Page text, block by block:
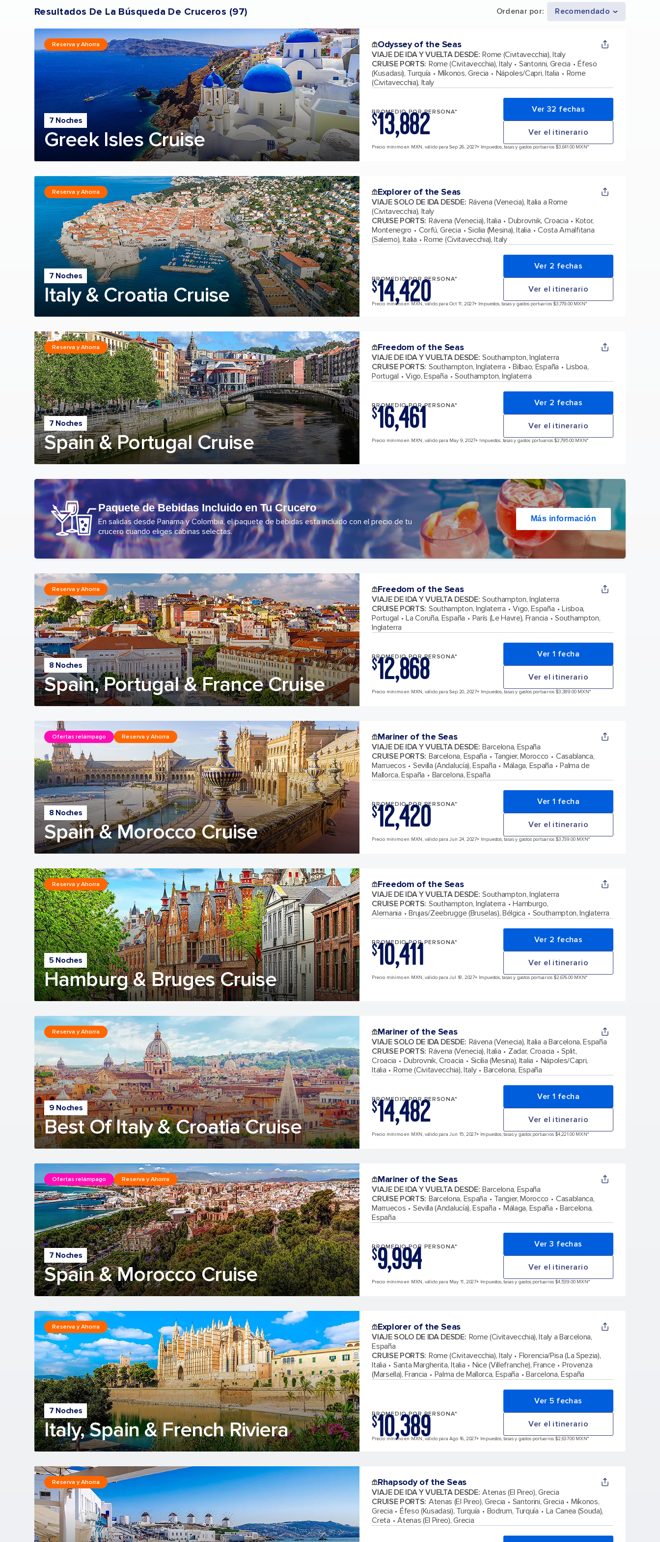
Resultados De La Búsqueda De Cruceros (97) Ordenar por: Recomendado
7 Noches
Greek Isles Cruise
Reserva y Ahorra Odyssey of the Seas
VIAJE DE IDA Y VUELTA DESDE: Rome (Civitavecchia), Italy
CRUISE PORTS: Rome (Civitavecchia), Italy Santorini, Grecia
Éfeso
(Kusadasi), Turquía
Míkonos, Grecia Nápoles/Capri, Italia
Rome
(Civitavecchia), Italy
PROMEDIO POR PERSONA*
$13,882 Ver 32 fechas
Ver el itinerario
Precio mínimo en MXN, válido para Sep 26, 2027+ Impuestos, tasas y gastos portuarios $3,641.00 MXN*
7 Noches
Italy & Croatia Cruise
Reserva y Ahorra Explorer of the Seas
VIAJE SOLO DE IDA DESDE: Rávena (Venecia), Italia a Rome
(Civitavecchia), Italy
CRUISE PORTS: Rávena (Venecia), Italia Dubrovnik, Croacia
Kotor,
Montenegro
Corfú, Grecia Sicilia (Mesina), Italia
Costa Amalfitana
(Salerno), Italia
Rome (Civitavecchia), Italy
PROMEDIO POR PERSONA*
$14,420
Ver 2 fechas
Ver el itinerario
Precio mínimo en MXN, válido para Oct 11, 2027+ Impuestos, tasas y gastos portuarios $3,779.00 MXN*
7 Noches
Spain & Portugal Cruise
Reserva y Ahorra Freedom of the Seas
VIAJE DE IDA Y VUELTA DESDE: Southampton, Inglaterra
CRUISE PORTS: Southampton, Inglaterra Bilbao, España
Lisboa,
Portugal
Vigo, España Southampton, Inglaterra
PROMEDIO POR PERSONA*
$16,461 Ver 2 fechas
Ver el itinerario
Precio mínimo en MXN, válido para May 9, 2027+ Impuestos, tasas y gastos portuarios $2,795.00 MXN*
Paquete de Bebidas Incluido en Tu Crucero
En salidas desde Panama y Colombia, el paquete de bebidas esta incluido con el precio de tu
crucero cuando eliges cabinas selectas.
Más información
8 Noches
Spain, Portugal & France Cruise
Reserva y Ahorra Freedom of the Seas
VIAJE DE IDA Y VUELTA DESDE: Southampton, Inglaterra
CRUISE PORTS: Southampton, Inglaterra Vigo, España
Lisboa,
Portugal
La Coruña, España París (Le Havre), Francia
Southampton,
Inglaterra
PROMEDIO POR PERSONA*
$12,868 Ver 1 fecha
Ver el itinerario
Precio mínimo en MXN, válido para Sep 20, 2027+ Impuestos, tasas y gastos portuarios $3,389.00 MXN*
8 Noches
Spain & Morocco Cruise
Ofertas relámpago Reserva y Ahorra Mariner of the Seas
VIAJE DE IDA Y VUELTA DESDE: Barcelona, España
CRUISE PORTS: Barcelona, España Tangier, Morocco
Casablanca,
Marruecos
Sevilla (Andalucía), España Málaga, España
Palma de
Mallorca, España
Barcelona, España
PROMEDIO POR PERSONA*
$12,420 Ver 1 fecha
Ver el itinerario
Precio mínimo en MXN, válido para Jun 24, 2027+ Impuestos, tasas y gastos portuarios $3,739.00 MXN*
5 Noches
Hamburg & Bruges Cruise
Reserva y Ahorra Freedom of the Seas
VIAJE DE IDA Y VUELTA DESDE: Southampton, Inglaterra
CRUISE PORTS: Southampton, Inglaterra
Hamburgo,
Alemania
Brujas/Zeebrugge (Bruselas), Bélgica Southampton, Inglaterra
PROMEDIO POR PERSONA*
$10,411 Ver 2 fechas
Ver el itinerario
Precio mínimo en MXN, válido para Jul 18, 2027+ Impuestos, tasas y gastos portuarios $2,676.00 MXN*
9 Noches
Best Of Italy & Croatia Cruise
Reserva y Ahorra Mariner of the Seas
VIAJE SOLO DE IDA DESDE: Rávena (Venecia), Italia a Barcelona, España
CRUISE PORTS: Rávena (Venecia), Italia Zadar, Croacia
Split,
Croacia
Dubrovnik, Croacia Sicilia (Mesina), Italia
Nápoles/Capri,
Italia
Rome (Civitavecchia), Italy Barcelona, España
PROMEDIO POR PERSONA*
$14,482 Ver 1 fecha
Ver el itinerario
Precio mínimo en MXN, válido para Jun 15, 2027+ Impuestos, tasas y gastos portuarios $4,221.00 MXN*
7 Noches
Spain & Morocco Cruise
Ofertas relámpago Reserva y Ahorra Mariner of the Seas
VIAJE DE IDA Y VUELTA DESDE: Barcelona, España
CRUISE PORTS: Barcelona, España Tangier, Morocco
Casablanca,
Marruecos
Sevilla (Andalucía), España Málaga, España
Barcelona,
España
PROMEDIO POR PERSONA*
$9,994 Ver 3 fechas
Ver el itinerario
Precio mínimo en MXN, válido para May 11, 2027+ Impuestos, tasas y gastos portuarios $4,539.00 MXN*
7 Noches
Italy, Spain & French Riviera
Reserva y Ahorra Explorer of the Seas
VIAJE SOLO DE IDA DESDE: Rome (Civitavecchia), Italy a Barcelona,
España
CRUISE PORTS: Rome (Civitavecchia), Italy
Florencia/Pisa (La Spezia),
Italia
Santa Margherita, Italia Nice (Villefranche), France
Provenza
(Marsella), Francia
Palma de Mallorca, España Barcelona, España
PROMEDIO POR PERSONA*
$10,389
Ver 5 fechas
Ver el itinerario
Precio mínimo en MXN, válido para Ago 16, 2027+ Impuestos, tasas y gastos portuarios $2,637.00 MXN*
Reserva y Ahorra Rhapsody of the Seas
VIAJE DE IDA Y VUELTA DESDE: Atenas (El Pireo), Grecia
CRUISE PORTS: Atenas (El Pireo), Grecia Santorini, Grecia
Míkonos,
Grecia
Éfeso (Kusadasi), Turquía Bodrum, Turquía
La Canea (Souda),
Creta
Atenas (El Pireo), Grecia